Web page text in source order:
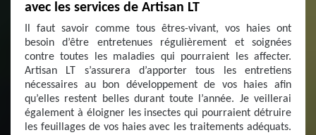
avec les services de Artisan LT
Il faut savoir comme tous êtres-vivant, vos haies ont
besoin d’être entretenues régulièrement et soignées
contre toutes les maladies qui pourraient les affecter.
Artisan LT s’assurera d’apporter tous les entretiens
nécessaires au bon développement de vos haies afin
qu’elles restent belles durant toute l’année. Je veillerai
également à éloigner les insectes qui pourraient détruire
les feuillages de vos haies avec les traitements adéquats.